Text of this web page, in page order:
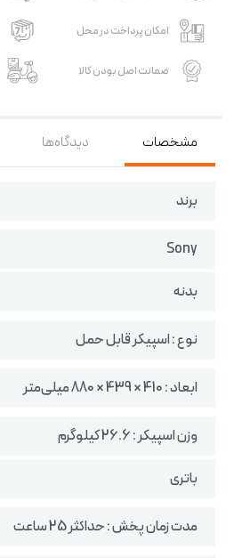
امکان پرداخت در محل
ضمانت اصل بودن کالا
مشخصات دیدگاه‌ها
برند
Sony
بدنه
نوع : اسپیکر قابل حمل
ابعاد : 410 × 439 × 880 میلی‌متر
وزن اسپیکر :‌ 26.6 کیلوگرم
باتری
مدت زمان پخش : حداکثر 25 ساعت